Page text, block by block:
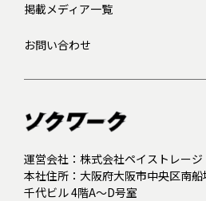
掲載メディア一覧
お問い合わせ
運営会社：株式会社ペイストレージ
本社住所：大阪府大阪市中央区南
千代ビル 4階A～D号室